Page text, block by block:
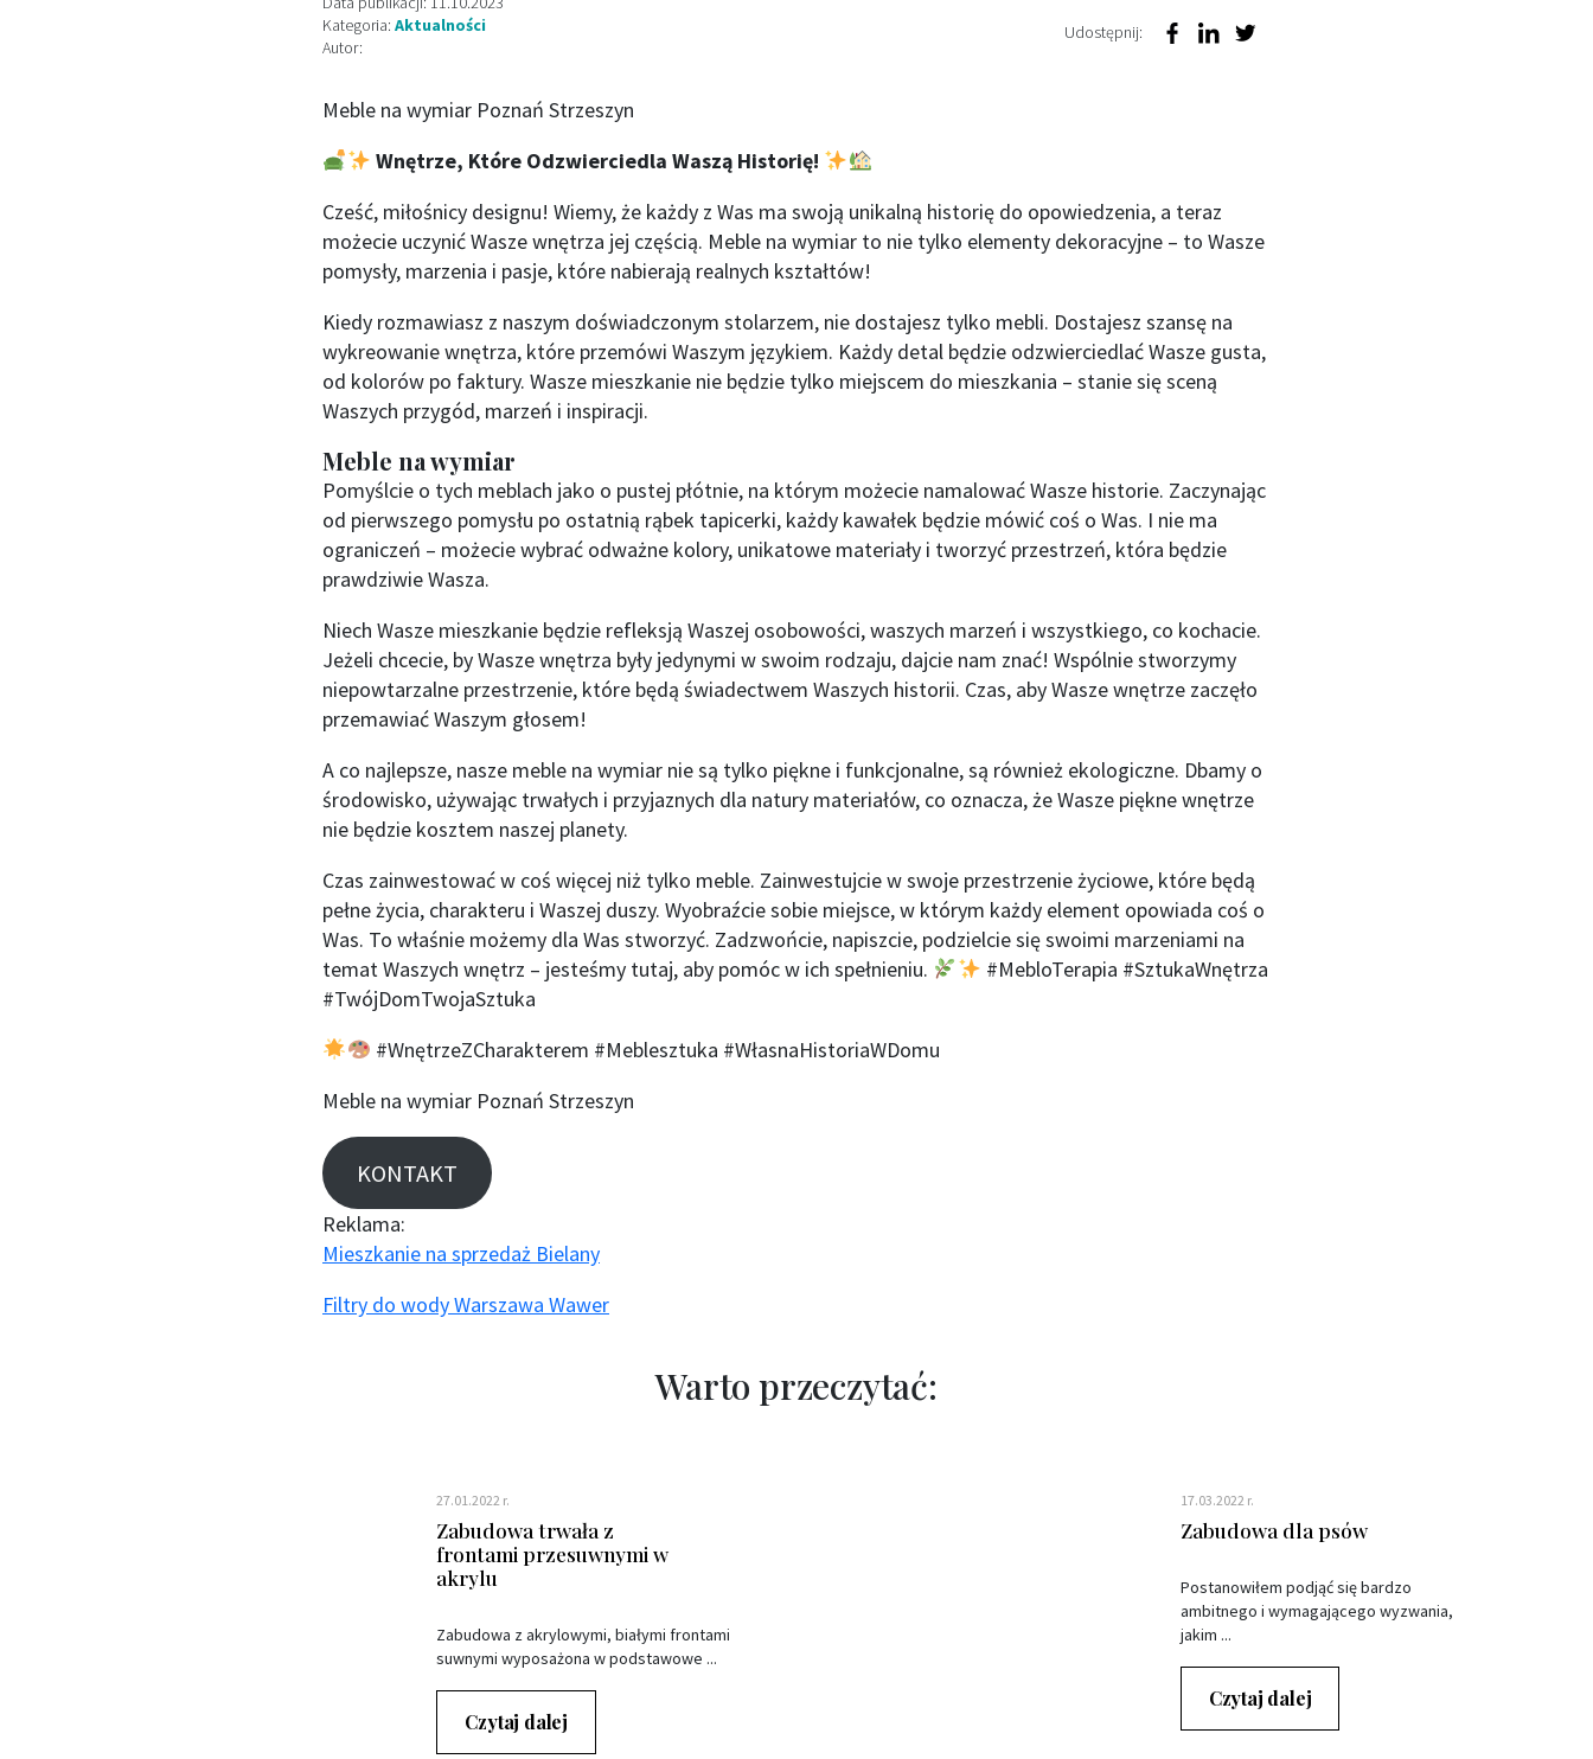
Kategoria: Aktualności
Autor:
Udostępnij:
Meble na wymiar Poznań Strzeszyn
Wnętrze, Które Odzwierciedla Waszą Historię!
Cześć, miłośnicy designu! Wiemy, że każdy z Was ma swoją unikalną historię do opowiedzenia, a teraz
możecie uczynić Wasze wnętrza jej częścią. Meble na wymiar to nie tylko elementy dekoracyjne – to Wasze
pomysły, marzenia i pasje, które nabierają realnych kształtów!
Kiedy rozmawiasz z naszym doświadczonym stolarzem, nie dostajesz tylko mebli. Dostajesz szansę na
wykreowanie wnętrza, które przemówi Waszym językiem. Każdy detal będzie odzwierciedlać Wasze gusta,
od kolorów po faktury. Wasze mieszkanie nie będzie tylko miejscem do mieszkania – stanie się sceną
Waszych przygód, marzeń i inspiracji.
Meble na wymiar
Pomyślcie o tych meblach jako o pustej płótnie, na którym możecie namalować Wasze historie. Zaczynając
od pierwszego pomysłu po ostatnią rąbek tapicerki, każdy kawałek będzie mówić coś o Was. I nie ma
ograniczeń – możecie wybrać odważne kolory, unikatowe materiały i tworzyć przestrzeń, która będzie
prawdziwie Wasza.
Niech Wasze mieszkanie będzie refleksją Waszej osobowości, waszych marzeń i wszystkiego, co kochacie.
Jeżeli chcecie, by Wasze wnętrza były jedynymi w swoim rodzaju, dajcie nam znać! Wspólnie stworzymy
niepowtarzalne przestrzenie, które będą świadectwem Waszych historii. Czas, aby Wasze wnętrze zaczęło
przemawiać Waszym głosem!
A co najlepsze, nasze meble na wymiar nie są tylko piękne i funkcjonalne, są również ekologiczne. Dbamy o
środowisko, używając trwałych i przyjaznych dla natury materiałów, co oznacza, że Wasze piękne wnętrze
nie będzie kosztem naszej planety.
Czas zainwestować w coś więcej niż tylko meble. Zainwestujcie w swoje przestrzenie życiowe, które będą
pełne życia, charakteru i Waszej duszy. Wyobraźcie sobie miejsce, w którym każdy element opowiada coś o
Was. To właśnie możemy dla Was stworzyć. Zadzwońcie, napiszcie, podzielcie się swoimi marzeniami na
temat Waszych wnętrz – jesteśmy tutaj, aby pomóc w ich spełnieniu.
#MebloTerapia #SztukaWnętrza
#TwójDomTwojaSztuka
#WnętrzeZCharakterem #Meblesztuka #WłasnaHistoriaWDomu
Meble na wymiar Poznań Strzeszyn
KONTAKT
Reklama:
Mieszkanie na sprzedaż Bielany
Filtry do wody Warszawa Wawer
Warto przeczytać:
27.01.2022 r.
Zabudowa trwała z
frontami przesuwnymi w
akrylu
Zabudowa z akrylowymi, białymi frontami
suwnymi wyposażona w podstawowe ...
Czytaj dalej
17.03.2022 r.
Zabudowa dla psów
Postanowiłem podjąć się bardzo
ambitnego i wymagającego wyzwania,
jakim ...
Czytaj dalej